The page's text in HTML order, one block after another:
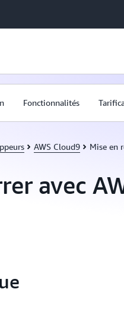
Fonctionnalités
AWS Cloud9 Mise en
avec